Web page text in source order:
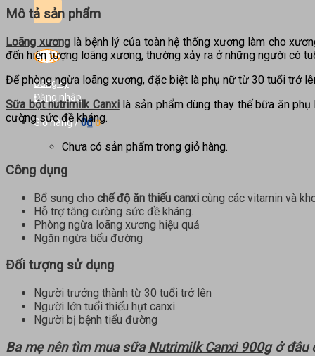
Đăng ký
Đăng nhập
Giỏ hàng /0₫ 0
Chưa có sản phẩm trong giỏ hàng.
Mô tả sản phẩm
Loãng xươnglà bệnh lý của toàn hệ thống xương làm cho
đến hiện tượng loãng xương, thường xảy ra ở những người có
Để phòng ngừa loãng xương, đặc biệt là phụ nữ từ 30 tuổi trở
Sữa bột nutrimilk Canxilà sản phẩm dùng thay thế bữa ăn phụ
cường sức đề kháng.
Công dụng
Bổ sung cho chế độ ăn thiếu canxi cùng các vitamin và
Hỗ trợ tăng cường sức đề kháng.
Phòng ngừa loãng xương hiệu quả
Ngăn ngừa tiểu đường
Đối tượng sử dụng
Người trưởng thành từ 30 tuổi trở lên
Người lớn tuổi thiếu hụt canxi
Người bị bệnh tiểu đường
Ba mẹ nên tìm mua sữaNutrimilk Canxi 900gở đâu